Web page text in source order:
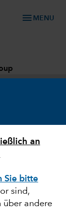
an
Sie bitte
sind,
über andere
menu MENU